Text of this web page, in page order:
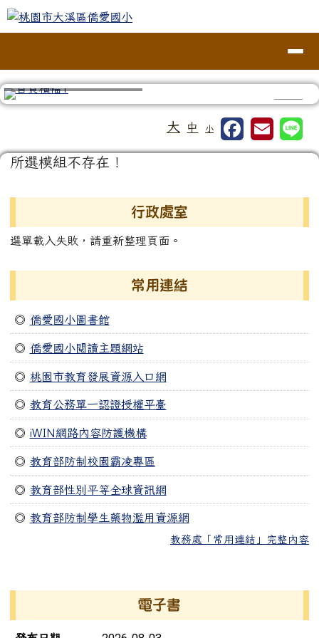
跳至主內容區
桃園市大溪區僑愛國小
大 中 小
主內容區域
所選模組不存在！
行政處室
選單載入失敗，請重新整理頁面。
常用連結
◎ 僑愛國小圖書館
◎ 僑愛國小閱讀主題網站
◎ 桃園市教育發展資源入口網
◎ 教育公務單一認證授權平臺
◎ iWIN網路內容防護機構
◎ 教育部防制校園霸凌專區
◎ 教育部性別平等全球資訊網
◎ 教育部防制學生藥物濫用資源網
教務處「常用連結」完整內容
電子書
電子書列表
頁尾區域